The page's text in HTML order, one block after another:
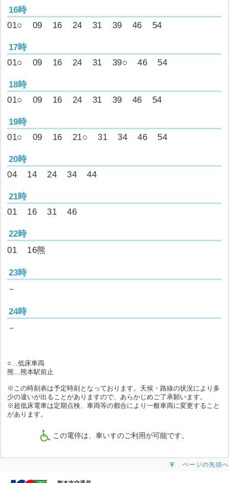
16時
01○
09 16 24 31 39 46 54
17時
01○
09 16 24 31 39○ 46 54
18時
01○
09 16 24 31 39 46 54
19時
01○
09 16 21○ 31 34 46 54
20時
04
14 24 34 44
21時
01
16 31 46
22時
01
16熊
23時
－
24時
－
○…低床車両
熊…熊本駅前止
※この時刻表は予定時刻となっております。天候・路線の状況により多
少の違いが出ることがありますので、あらかじめご了承願います。
※超低床電車は定期点検、車両等の都合により一般車両に変更すること
があります。
この電停は、車いすのご利用が可能です。
ページの先頭へ